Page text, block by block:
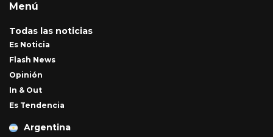
Menú
Todas las noticias
Es Noticia
Flash News
Opinión
In & Out
Es Tendencia
Argentina